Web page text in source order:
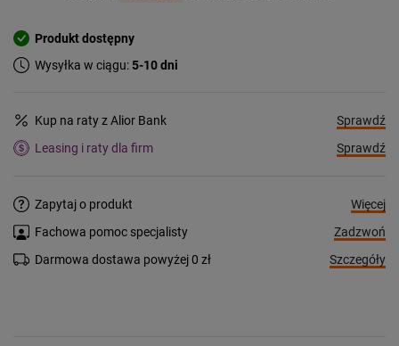
Produkt dostępny
Wysyłka w ciągu:5-10 dni
Kup na raty z Alior Bank
Sprawdź
Leasing i raty dla firm
Sprawdź
Zapytaj o produkt
Więcej
Fachowa pomoc specjalisty
Zadzwoń
Darmowa dostawa powyżej 0 zł
Szczegóły